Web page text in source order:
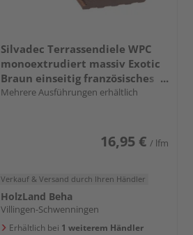
Silvadec Terrassendiele WPC
monoextrudiert massiv Exotic
Braun einseitig französisches
Profil, längsseitige Nut,
Mehrere Ausführungen erhältlich
16,95 € / lfm
Verkauf & Versand durch Ihren Händler
HolzLand Beha
Villingen-Schwenningen
Erhältlich bei 1 weiterem Händler